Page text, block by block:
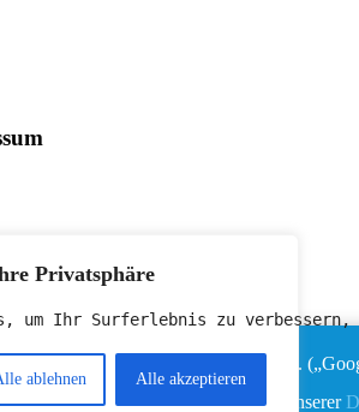
Privatsphäre
um Ihr Surferlebnis zu
ablehnen Alle akzeptieren
Webanalysedienst der Google Inc.
von Google Analytics finden Sie in unserer